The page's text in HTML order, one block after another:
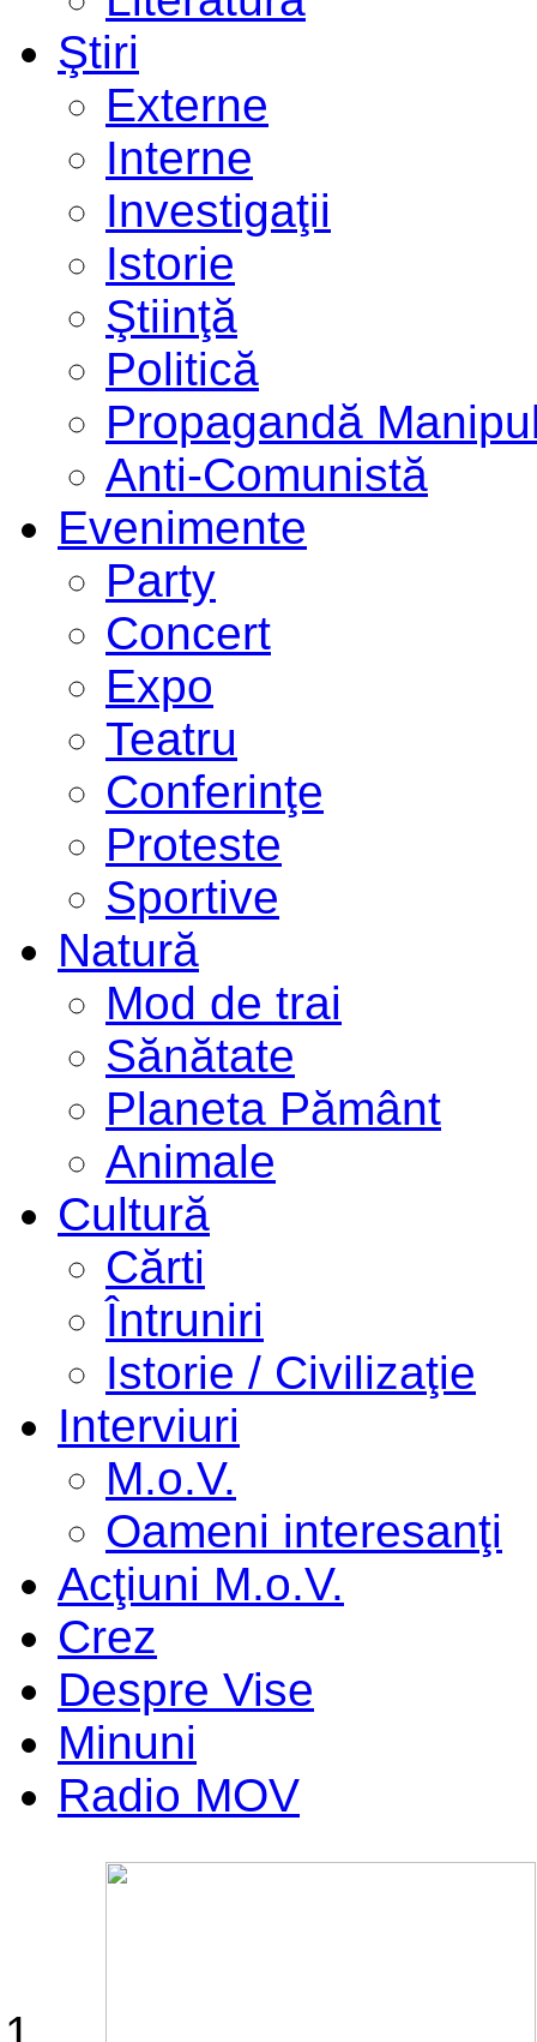
Ştiri
Externe
Interne
Investigaţii
Istorie
Ştiinţă
Politică
Propagandă
Anti-Comunistă
Evenimente
Party
Concert
Expo
Teatru
Conferinţe
Proteste
Sportive
Natură
Mod de trai
Sănătate
Planeta Pământ
Animale
Cultură
Cărti
Întruniri
Istorie / Civilizaţie
Interviuri
M.o.V.
Oameni interesanţi
Acţiuni M.o.V.
Crez
Despre Vise
Minuni
Radio MOV